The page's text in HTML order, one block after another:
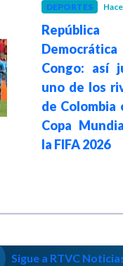
DEPORTES
República
Congo: así
uno de los
de Colombia
Copa
la FIFA 2026
Sigue a RTVC